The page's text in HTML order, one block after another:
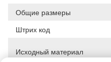
Общие размеры
Штрих код
Исходный материал